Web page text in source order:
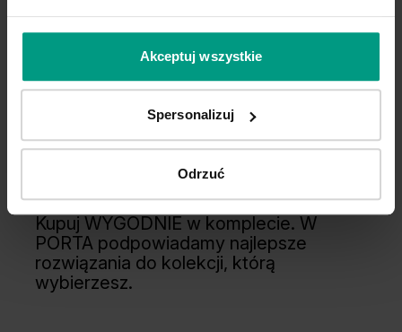
Akceptuj wszystkie
Spersonalizuj
Odrzuć
Wygodny wybór
Kupuj WYGODNIE w komplecie. W
PORTA podpowiadamy najlepsze
rozwiązania do kolekcji, którą
wybierzesz.